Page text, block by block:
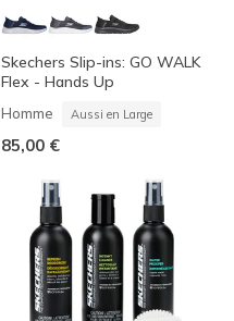
Skechers Slip-ins: GO WALK
Flex - Hands Up
Homme Aussi en Large
85,00 €